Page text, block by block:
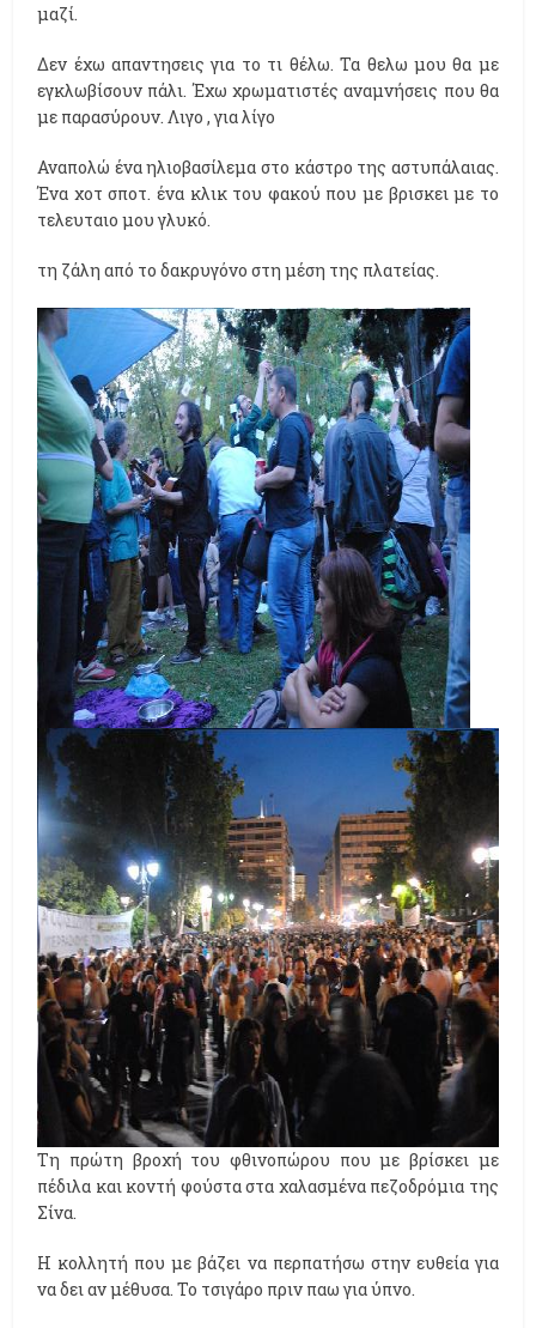
μαζί.
Δεν έχω απαντησεις για το τι θέλω. Τα θελω μου θα με
εγκλωβίσουν πάλι. Έχω χρωματιστές αναμνήσεις που θα
με παρασύρουν. Λιγο , για λίγο
Αναπολώ ένα ηλιοβασίλεμα στο κάστρο της αστυπάλαιας.
Ένα χοτ σποτ. ένα κλικ του φακού που με βρισκει με το
τελευταιο μου γλυκό.
τη ζάλη από το δακρυγόνο στη μέση της πλατείας.
Τη πρώτη βροχή του φθινοπώρου που με βρίσκει με
πέδιλα και κοντή φούστα στα χαλασμένα πεζοδρόμια της
Σίνα.
Η κολλητή που με βάζει να περπατήσω στην ευθεία για
να δει αν μέθυσα. Το τσιγάρο πριν παω για ύπνο.